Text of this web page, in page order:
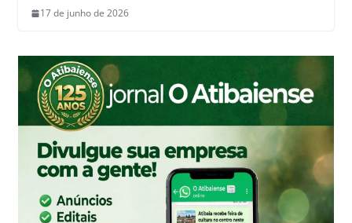
17 de junho de 2026